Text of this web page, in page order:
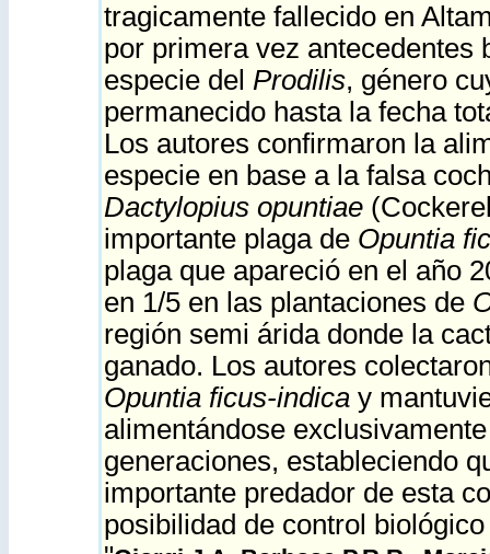
tragicamente fallecido en
por primera vez antecedentes
especie del Prodilis, género
permanecido hasta la fecha
Los autores confirmaron la
especie en base a la falsa
Dactylopius opuntiae
importante plaga de Opuntia
plaga que apareció en el año
en 1/5 en las plantaciones de
región semi árida donde la
ganado. Los autores
Opuntia ficus-indica y
alimentándose
generaciones, estableciendo
importante predador de esta
posibilidad de control